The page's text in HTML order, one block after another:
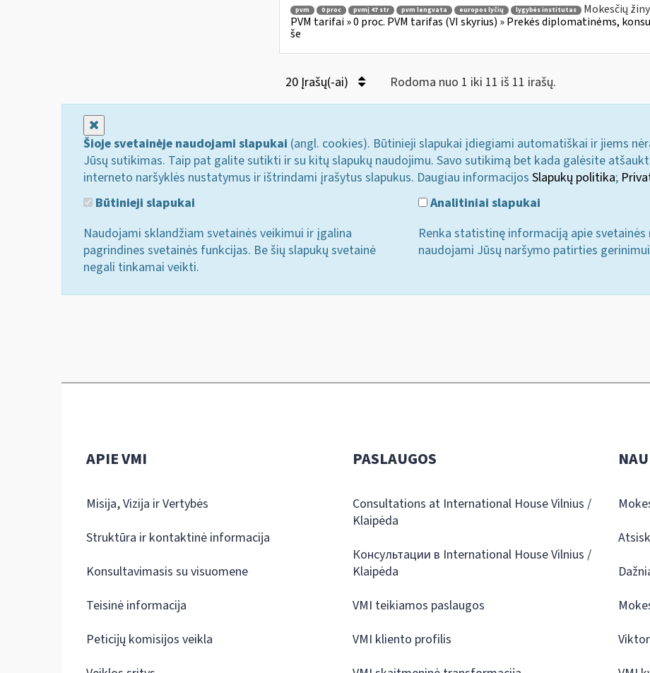
pvm 0 proc pvmį 47 str pvm lengvata europos lyčių lygybės institutas Mokesčių
PVM tarifai » 0 proc. PVM tarifas (VI skyrius) » Prekės diplomatinėms,
še
20 Įrašų(-ai) Rodoma nuo 1 iki 11 iš 11 irašų.
Šioje svetainėje naudojami slapukai (angl. cookies). Būtinieji slapukai įdiegiami automatiškai ir jiems
Jūsų sutikimas. Taip pat galite sutikti ir su kitų slapukų naudojimu. Savo sutikimą bet kada galėsite
interneto naršyklės nustatymus ir ištrindami įrašytus slapukus. Daugiau informacijos Slapukų politika;
Būtinieji slapukai
Naudojami sklandžiam svetainės veikimui ir įgalina
pagrindines svetainės funkcijas. Be šių slapukų svetainė
negali tinkamai veikti.
Analitiniai slapukai
Renka statistinę informaciją apie
naudojami Jūsų naršymo patirties
APIE VMI
Misija, Vizija ir Vertybės
Struktūra ir kontaktinė informacija
Konsultavimasis su visuomene
Teisinė informacija
Peticijų komisijos veikla
PASLAUGOS
Consultations at International House Vilnius /
Klaipėda
Консультации в International House Vilnius /
Klaipėda
VMI teikiamos paslaugos
VMI kliento profilis